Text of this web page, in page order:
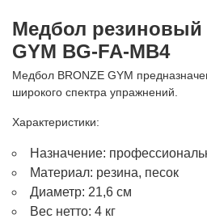
Медбол резиновый
GYM BG-FA-MB4
Медбол BRONZE GYM
широкого спектра упражнений.
Характеристики:
Назначение:
Материал: резина, песок
Диаметр: 21,6 см
Вес нетто: 4 кг